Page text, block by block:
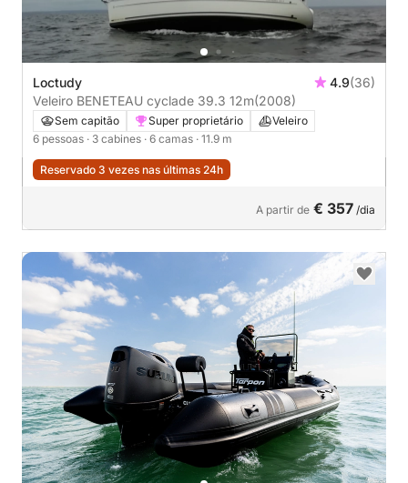
Loctudy 4.9(36)
Veleiro BENETEAU cyclade 39.3 12m(2008)
Sem capitão Super proprietário
Veleiro
6 pessoas · 3 cabines · 6 camas · 11.9 m
Reservado 3 vezes nas últimas 24h
A partir de € 357 /dia